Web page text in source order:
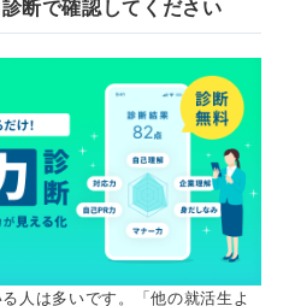
断で確認してください
人は多いです。「他の就活生よ